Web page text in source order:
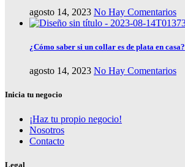
agosto 14, 2023 No Hay Comentarios
¿Cómo saber si un collar es de plata en casa?
agosto 14, 2023 No Hay Comentarios
Inicia tu negocio
¡Haz tu propio negocio!
Nosotros
Contacto
Legal